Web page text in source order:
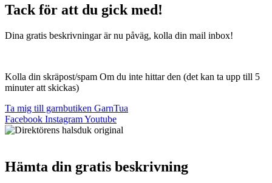
Tack för att du gick med!
Dina gratis beskrivningar är nu påväg, kolla din mail inbox!
Kolla din skräpost/spam Om du inte hittar den (det kan ta upp till 5
minuter att skickas)
Ta mig till garnbutiken GarnTua
Facebook InstagramYoutube
Hämta din gratis beskrivning